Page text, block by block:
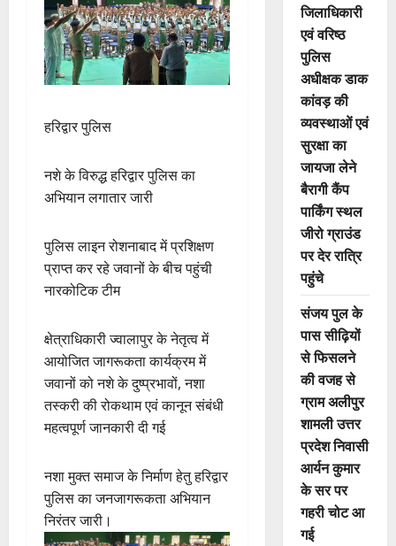
हरिद्वार पुलिस
नशे के विरुद्ध हरिद्वार पुलिस का
अभियान लगातार जारी
पुलिस लाइन रोशनाबाद में प्रशिक्षण
प्राप्त कर रहे जवानों के बीच पहुंची
नारकोटिक टीम
क्षेत्राधिकारी ज्वालापुर के नेतृत्व में
आयोजित जागरूकता कार्यक्रम में
जवानों को नशे के दुष्प्रभावों, नशा
तस्करी की रोकथाम एवं कानून संबंधी
महत्वपूर्ण जानकारी दी गई
नशा मुक्त समाज के निर्माण हेतु हरिद्वार
पुलिस का जनजागरूकता अभियान
निरंतर जारी।
जिलाधिकारी
एवं वरिष्ठ
पुलिस
अधीक्षक डाक
कांवड़ की
व्यवस्थाओं एवं
सुरक्षा का
जायजा लेने
बैरागी कैंप
पार्किंग स्थल
जीरो ग्राउंड
पर देर रात्रि
पहुंचे
संजय पुल के
पास सीढ़ियों
से फिसलने
की वजह से
ग्राम अलीपुर
शामली उत्तर
प्रदेश निवासी
आर्यन कुमार
के सर पर
गहरी चोट आ
गई